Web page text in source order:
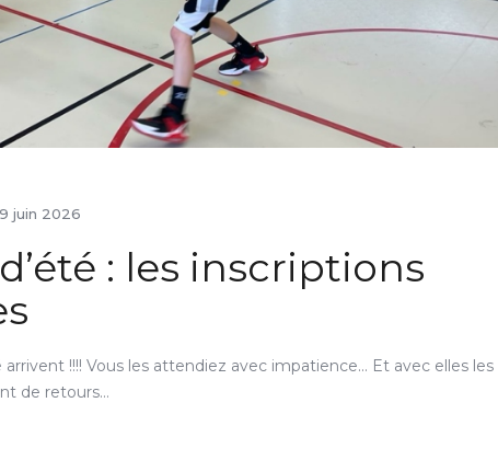
9 juin 2026
: les inscriptions
!!!! Vous les attendiez avec impatience... Et avec elles les
de retours…